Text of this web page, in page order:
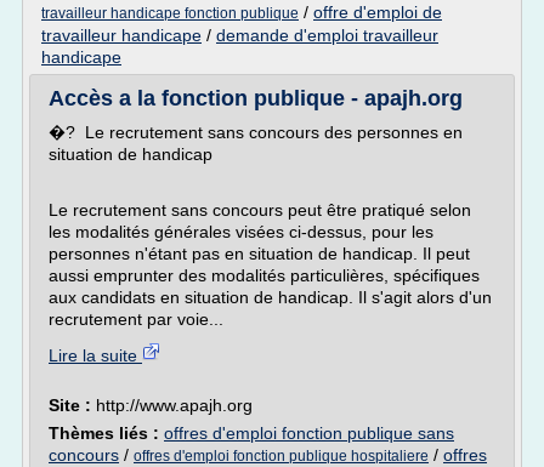
travailleur handicape fonction publique / offre d'emploi de
travailleur handicape / demande d'emploi travailleur
handicape
Accès a la fonction publique - apajh.org
�? Le recrutement sans concours des personnes en
situation de handicap
Le recrutement sans concours peut être pratiqué selon
les modalités générales visées ci-dessus, pour les
personnes n'étant pas en situation de handicap. Il peut
aussi emprunter des modalités particulières, spécifiques
aux candidats en situation de handicap. Il s'agit alors d'un
recrutement par voie...
Lire la suite
Site : http://www.apajh.org
Thèmes liés : offres d'emploi fonction publique sans
concours / offres d'emploi fonction publique hospitaliere / offres